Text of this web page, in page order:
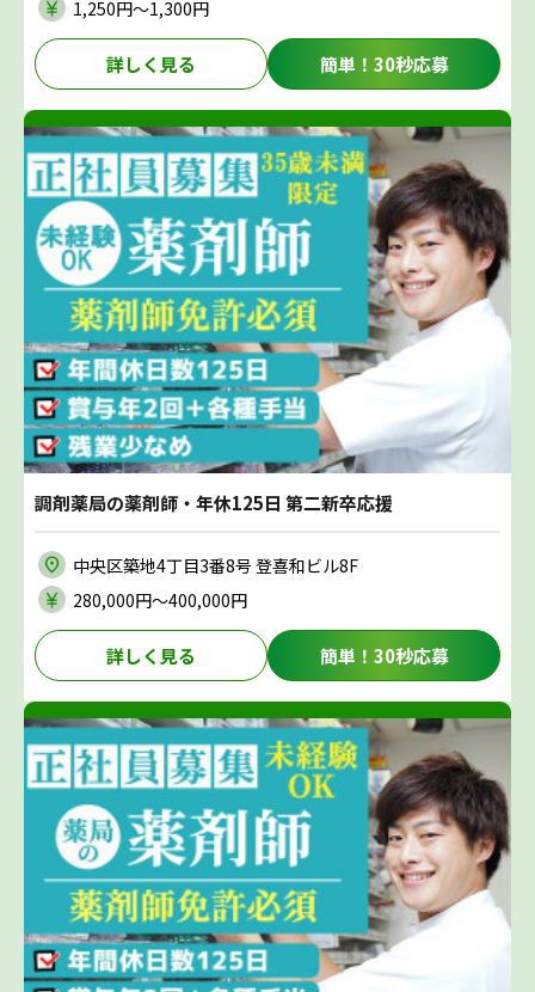
1,250円〜1,300円
詳しく見る 簡単！30秒応募
調剤薬局の薬剤師・年休125日 第二新卒応援
中央区築地4丁目3番8号 登喜和ビル8F
280,000円〜400,000円
詳しく見る 簡単！30秒応募